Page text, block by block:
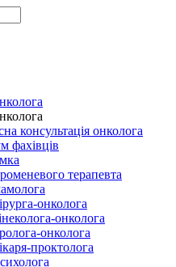
консультація онколога
фахівців
терапевта
онколога
онколога
онколога
проктолога